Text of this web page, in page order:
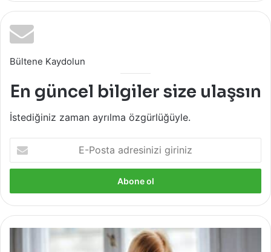
Bültene Kaydolun
En güncel bilgiler size ulaşsın
İstediğiniz zaman ayrılma özgürlüğüyle.
E-
Posta
adresinizi